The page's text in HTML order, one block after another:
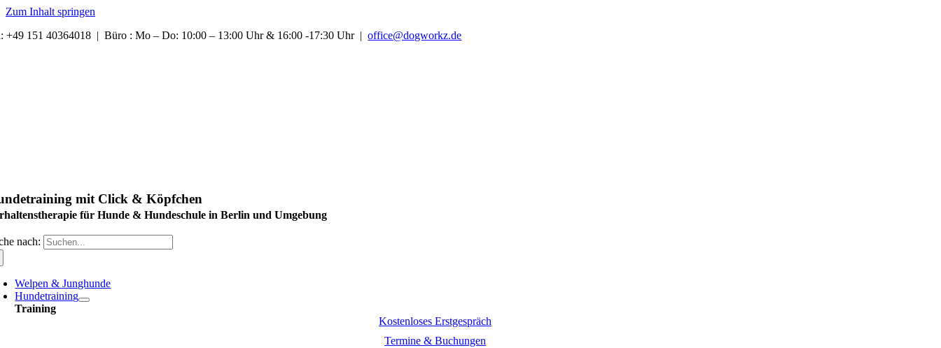
Zum Inhalt springen
+49 151 40364018 | Büro : Mo – Do: 10:00 – 13:00 Uhr & 16:00 -17:30 Uhr |office@dogworkz.de
mit Click & Köpfchen
für Hunde & Hundeschule in Berlin und Umgebung
nach:
Welpen & Junghunde
Hundetraining
Training
Kostenloses Erstgespräch
Termine & Buchungen